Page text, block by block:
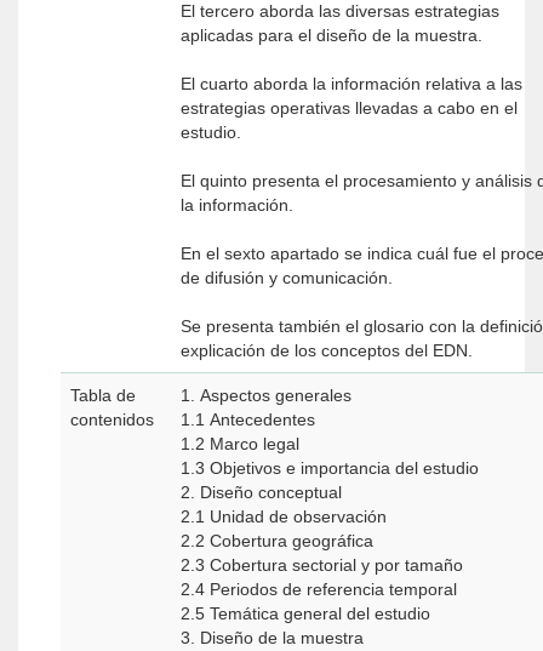
El tercero aborda las diversas estrategias
aplicadas para el diseño de la muestra.
El cuarto aborda la información relativa a las
estrategias operativas llevadas a cabo en el
estudio.
El quinto presenta el procesamiento y análisis
la información.
En el sexto apartado se indica cuál fue el
de difusión y comunicación.
Se presenta también el glosario con la
explicación de los conceptos del EDN.
Tabla de
contenidos
1. Aspectos generales
1.1 Antecedentes
1.2 Marco legal
1.3 Objetivos e importancia del estudio
2. Diseño conceptual
2.1 Unidad de observación
2.2 Cobertura geográfica
2.3 Cobertura sectorial y por tamaño
2.4 Periodos de referencia temporal
2.5 Temática general del estudio
3. Diseño de la muestra